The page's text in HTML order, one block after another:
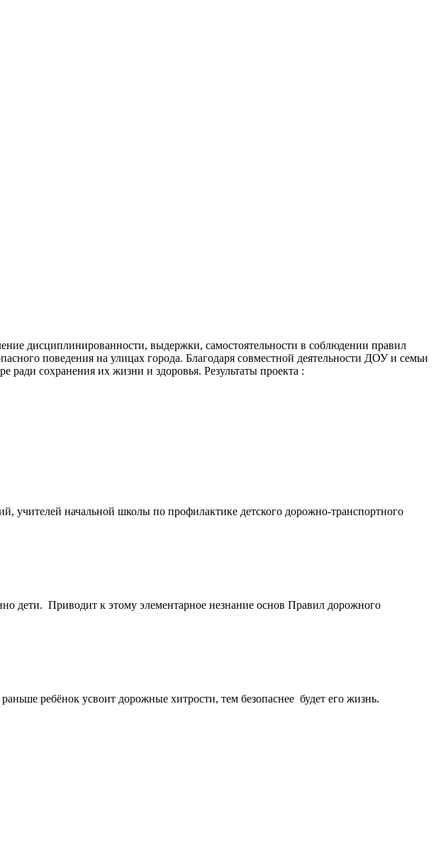
дисциплинированности, выдержки, самостоятельности в соблюдении правил
поведения на улицах города. Благодаря совместной деятельности ДОУ и семьи
сохранения их жизни и здоровья. Результаты проекта :
учителей начальной школы по профилактике детского дорожно-транспортного
дети. Приводит к этому элементарное незнание основ Правил дорожного
ребёнок усвоит дорожные хитрости, тем безопаснее будет его жизнь.